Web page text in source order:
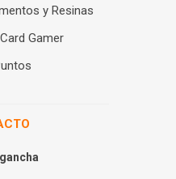
y Resinas
Gamer